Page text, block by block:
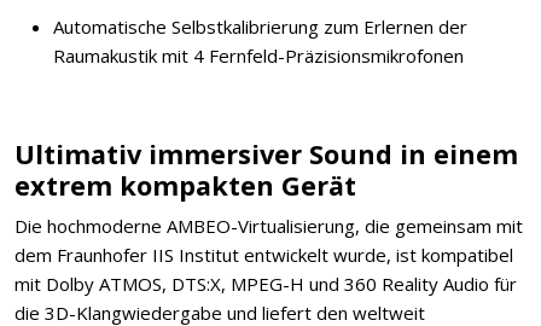
Automatische Selbstkalibrierung zum Erlernen der
Raumakustik mit 4 Fernfeld-Präzisionsmikrofonen
Ultimativ immersiver Sound in einem
extrem kompakten Gerät
Die hochmoderne AMBEO-Virtualisierung, die gemeinsam mit
dem Fraunhofer IIS Institut entwickelt wurde, ist kompatibel
mit Dolby ATMOS, DTS:X, MPEG-H und 360 Reality Audio für
die 3D-Klangwiedergabe und liefert den weltweit